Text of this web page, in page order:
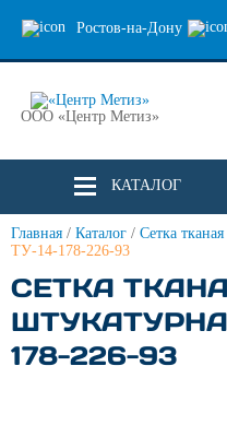
Ростов-на-Дону
ООО «Центр Метиз»
КАТАЛОГ
Главная / Каталог / Сетка тканая
ТУ-14-178-226-93
СЕТКА
178-226-93